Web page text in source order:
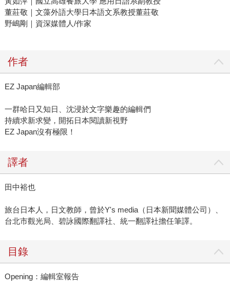
董莊敬｜文藻外語大學日本語文系教授董莊敬
野嶋剛｜資深媒體人/作家
作者
EZ Japan編輯部
一群哈日又知日、沈浸於文字樂趣的編輯們
持續求新求變，開拓日本閱讀新視野
EZ Japan沒有極限！
譯者
田中裕也
旅台日本人，日文教師，曾於Y's media（日本新聞媒體公司）、
台北市觀光局、碧詠國際翻譯社、統一翻譯社擔任筆譯。
目錄
Opening：編輯室報告